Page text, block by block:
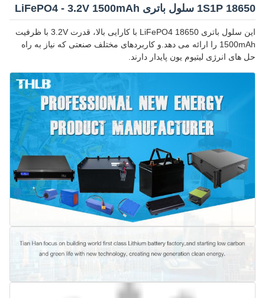
1S1P 18650 سلول باتری LiFePO4 - 3.2V 1500mAh
این سلول باتری 18650 LiFePO4 با کارایی بالا، قدرت 3.2V با ظرفیت
1500mAh را ارائه می دهد.و کاربردهای مختلف صنعتی که نیاز به راه
حل های انرژی لیتیوم یون پایدار دارند.